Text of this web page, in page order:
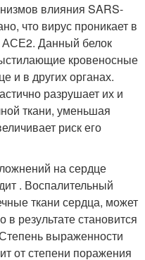
влияния SARS-
что вирус проникает в
АСЕ2. Данный белок
кровеносные
и в других органах.
разрушает их и
ткани, уменьшая
риск его
на сердце
. Воспалительный
ткани сердца, может
в результате становится
выраженности
от степени поражения